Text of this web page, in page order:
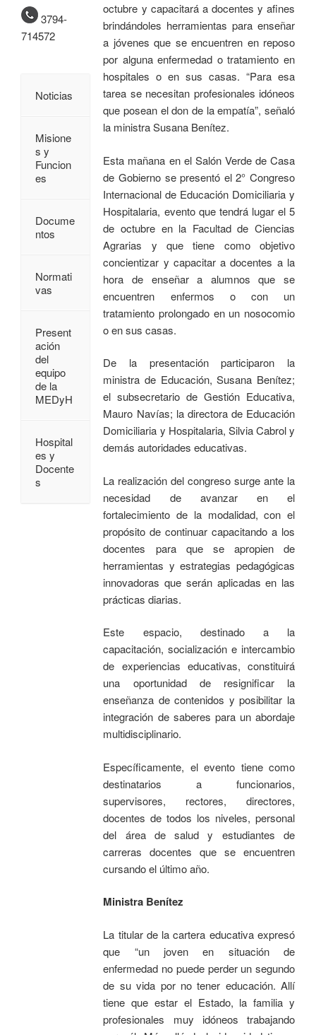
octubre y capacitará a docentes y afines
brindándoles herramientas para enseñar
a jóvenes que se encuentren en reposo
por alguna enfermedad o tratamiento en
hospitales o en sus casas. “Para esa
tarea se necesitan profesionales idóneos
que posean el don de la empatía”, señaló
la ministra Susana Benítez.
Esta mañana en el Salón Verde de Casa
de Gobierno se presentó el 2° Congreso
Internacional de Educación Domiciliaria y
Hospitalaria, evento que tendrá lugar el 5
de octubre en la Facultad de Ciencias
Agrarias y que tiene como objetivo
concientizar y capacitar a docentes a la
hora de enseñar a alumnos que se
encuentren enfermos o con un
tratamiento prolongado en un nosocomio
o en sus casas.
De la presentación participaron la
ministra de Educación, Susana Benítez;
el subsecretario de Gestión Educativa,
Mauro Navías; la directora de Educación
Domiciliaria y Hospitalaria, Silvia Cabrol y
demás autoridades educativas.
La realización del congreso surge ante la
necesidad de avanzar en el
fortalecimiento de la modalidad, con el
propósito de continuar capacitando a los
docentes para que se apropien de
herramientas y estrategias pedagógicas
innovadoras que serán aplicadas en las
prácticas diarias.
Este espacio, destinado a la
capacitación, socialización e intercambio
de experiencias educativas, constituirá
una oportunidad de resignificar la
enseñanza de contenidos y posibilitar la
integración de saberes para un abordaje
multidisciplinario.
Específicamente, el evento tiene como
destinatarios a funcionarios,
supervisores, rectores, directores,
docentes de todos los niveles, personal
del área de salud y estudiantes de
carreras docentes que se encuentren
cursando el último año.
Ministra Benítez
La titular de la cartera educativa expresó
que “un joven en situación de
enfermedad no puede perder un segundo
de su vida por no tener educación. Allí
tiene que estar el Estado, la familia y
profesionales muy idóneos trabajando
3794-
714572
Noticias
Misione
s y
Funcion
es
Docume
ntos
Normati
vas
Present
ación
del
equipo
de la
MEDyH
Hospital
es y
Docente
s